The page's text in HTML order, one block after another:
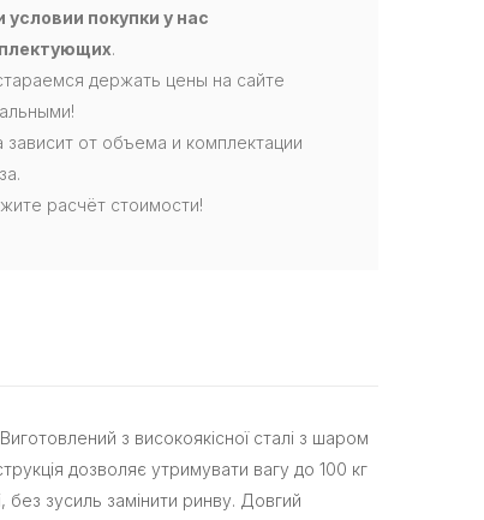
условии покупки у нас
.
держать цены на сайте
зависит от объема и комплектации
расчёт стоимости!
з високоякісної сталі з шаром
дозволяє утримувати вагу до 100 кг
зусиль замінити ринву. Довгий